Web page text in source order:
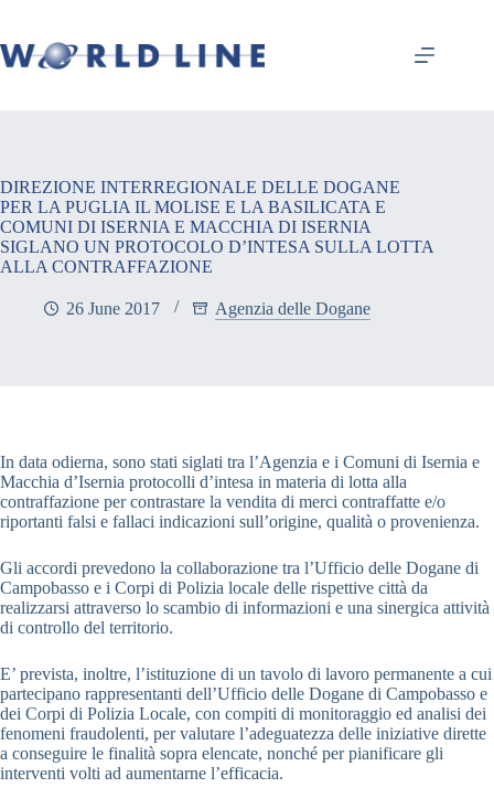
DIREZIONE INTERREGIONALE DELLE DOGANE
PER LA PUGLIA IL MOLISE E LA BASILICATA E
COMUNI DI ISERNIA E MACCHIA DI ISERNIA
SIGLANO UN PROTOCOLO D’INTESA SULLA LOTTA
ALLA CONTRAFFAZIONE
26 June 2017 Agenzia delle Dogane
In data odierna, sono stati siglati tra l’Agenzia e i Comuni di Isernia e
Macchia d’Isernia protocolli d’intesa in materia di lotta alla
contraffazione per contrastare la vendita di merci contraffatte e/o
riportanti falsi e fallaci indicazioni sull’origine, qualità o provenienza.
Gli accordi prevedono la collaborazione tra l’Ufficio delle Dogane di
Campobasso e i Corpi di Polizia locale delle rispettive città da
realizzarsi attraverso lo scambio di informazioni e una sinergica attività
di controllo del territorio.
E’ prevista, inoltre, l’istituzione di un tavolo di lavoro permanente a cui
partecipano rappresentanti dell’Ufficio delle Dogane di Campobasso e
dei Corpi di Polizia Locale, con compiti di monitoraggio ed analisi dei
fenomeni fraudolenti, per valutare l’adeguatezza delle iniziative dirette
a conseguire le finalità sopra elencate, nonché per pianificare gli
interventi volti ad aumentarne l’efficacia.